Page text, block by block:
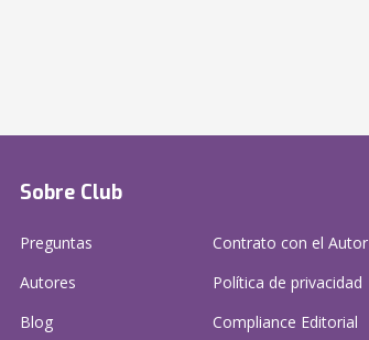
Sobre Club
Preguntas
Autores
Blog
Contrato con el Autor
Política de privacidad
Compliance Editorial